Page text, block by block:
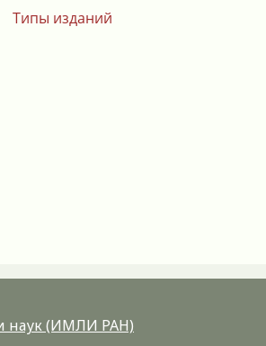
Типы изданий
наук (ИМЛИ РАН)